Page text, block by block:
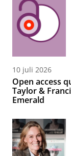
10 juli 2026
Open access
Taylor &
Emerald